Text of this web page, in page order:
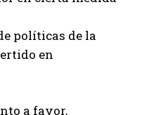
políticas de la
en
a favor,